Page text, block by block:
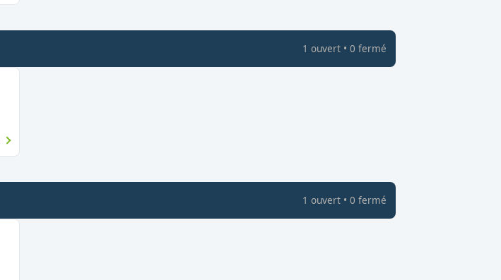
1 ouvert• 0 fermé
1 ouvert• 0 fermé